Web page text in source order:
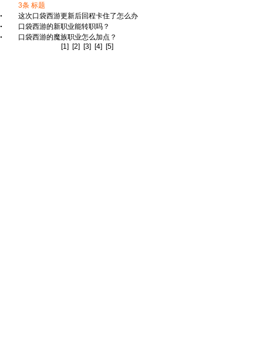
3条 标题
· 这次口袋西游更新后回程卡住了怎么办
· 口袋西游的新职业能转职吗？
·
口袋西游的魔族职业怎么加点？
[1] [2] [3] [4] [5]